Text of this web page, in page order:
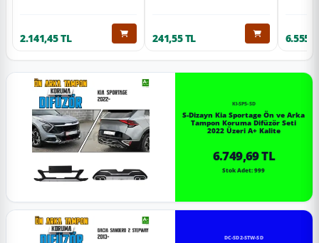
2.141,45 TL 241,55 TL
KI-SP5-SD
S-Dizayn Kia Sportage Ön ve Arka
Tampon Koruma Difüzör Seti
2022 Üzeri A+ Kalite
6.749,69 TL
Stok Adet: 999
DC-SD2-STW-SD